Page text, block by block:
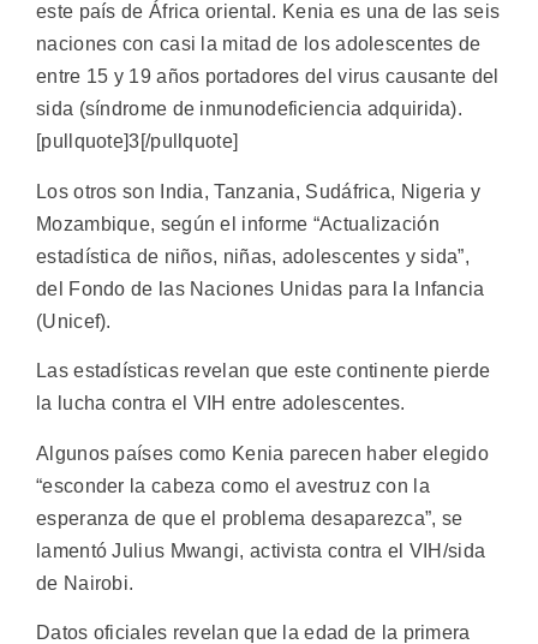
este país de África oriental. Kenia es una de las seis
naciones con casi la mitad de los adolescentes de
entre 15 y 19 años portadores del virus causante del
sida (síndrome de inmunodeficiencia adquirida).
[pullquote]3[/pullquote]
Los otros son India, Tanzania, Sudáfrica, Nigeria y
Mozambique, según el informe “Actualización
estadística de niños, niñas, adolescentes y sida”,
del Fondo de las Naciones Unidas para la Infancia
(Unicef).
Las estadísticas revelan que este continente pierde
la lucha contra el VIH entre adolescentes.
Algunos países como Kenia parecen haber elegido
“esconder la cabeza como el avestruz con la
esperanza de que el problema desaparezca”, se
lamentó Julius Mwangi, activista contra el VIH/sida
de Nairobi.
Datos oficiales revelan que la edad de la primera